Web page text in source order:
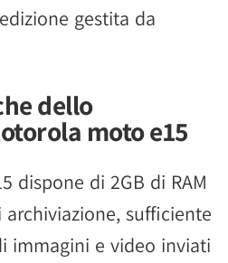
gestita da
dello
moto e15
dispone di 2GB di RAM
archiviazione, sufficiente
immagini e video inviati